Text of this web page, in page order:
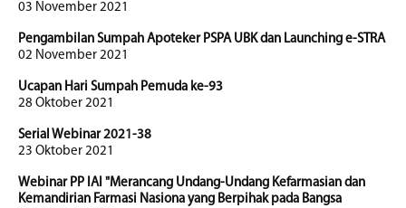
03 November 2021
Pengambilan Sumpah Apoteker PSPA UBK dan Launching e-STRA
02 November 2021
Ucapan Hari Sumpah Pemuda ke-93
28 Oktober 2021
Serial Webinar 2021-38
23 Oktober 2021
Webinar PP IAI "Merancang Undang-Undang Kefarmasian dan
Kemandirian Farmasi Nasiona yang Berpihak pada Bangsa